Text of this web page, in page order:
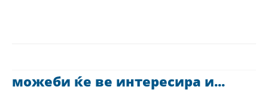
можеби ќе ве интересира и...